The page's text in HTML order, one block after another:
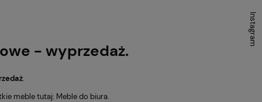
- wyprzedaż.
.
meble tutaj: Meble do biura.
Instagram